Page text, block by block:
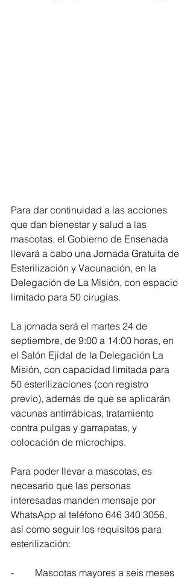
Para dar continuidad a las acciones
que dan bienestar y salud a las
mascotas, el Gobierno de Ensenada
llevará a cabo una Jornada Gratuita de
Esterilización y Vacunación, en la
Delegación de La Misión, con espacio
limitado para 50 cirugías.
La jornada será el martes 24 de
septiembre, de 9:00 a 14:00 horas, en
el Salón Ejidal de la Delegación La
Misión, con capacidad limitada para
50 esterilizaciones (con registro
previo), además de que se aplicarán
vacunas antirrábicas, tratamiento
contra pulgas y garrapatas, y
colocación de microchips.
Para poder llevar a mascotas, es
necesario que las personas
interesadas manden mensaje por
WhatsApp al teléfono 646 340 3056,
así como seguir los requisitos para
esterilización:
-	Mascotas mayores a seis meses